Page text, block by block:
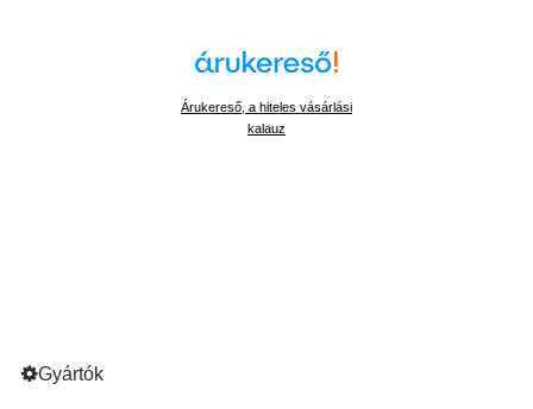
Árukereső, a hiteles vásárlási
kalauz
Gyártók